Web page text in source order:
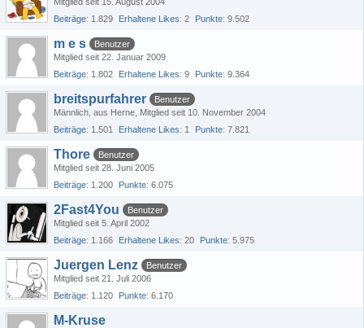
Beiträge 1.829 Erhaltene Likes 2 Punkte 9.502
m e s
Benutzer
Mitglied seit 22. Januar 2009
Beiträge 1.802 Erhaltene Likes 9 Punkte 9.364
breitspurfahrer
Benutzer
Männlich aus Herne Mitglied seit 10. November 2004
Beiträge 1.501 Erhaltene Likes 1 Punkte 7.821
Thore
Benutzer
Mitglied seit 28. Juni 2005
Beiträge 1.200 Punkte 6.075
2Fast4You
Benutzer
Mitglied seit 5. April 2002
Beiträge 1.166 Erhaltene Likes 20 Punkte 5.975
Juergen Lenz
Benutzer
Mitglied seit 21. Juli 2006
Beiträge 1.120 Punkte 6.170
M-Kruse